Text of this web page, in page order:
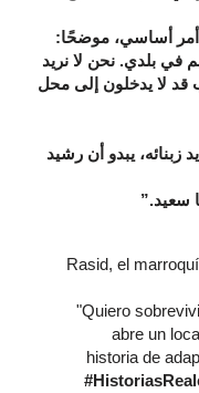
أمر أساسي، موضحًا:
في بلدي. نحن لا نريد
قد لا يدخلون إلى محل
زبنائه، يبدو أن رشيد
سعيد.”
Rasid, el
"Quiero
abre un
historia de